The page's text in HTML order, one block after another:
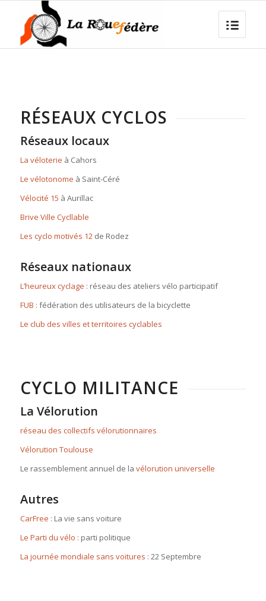
RÉSEAUX CYCLOS
Réseaux locaux
La véloterie à Cahors
Le vélotonome à Saint-Céré
Vélocité 15 à Aurillac
Brive Ville Cycllable
Les cyclo motivés 12de Rodez
Réseaux nationaux
L’heureux cyclage : réseau des ateliers vélo participatif
FUB : fédération des utilisateurs de la bicyclette
Le club des villes et territoires cyclables
CYCLO MILITANCE
La Vélorution
réseau des collectifs vélorutionnaires
Vélorution Toulouse
Le rassemblement annuel de la vélorution universelle
Autres
CarFree : La vie sans voiture
Le Parti du vélo : parti politique
La journée mondiale sans voitures : 22 Septembre